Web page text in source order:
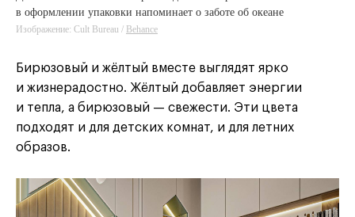
в оформлении упаковки напоминает о заботе об океане
Изображение: Cult Bureau / Behance
Бирюзовый и жёлтый вместе выглядят ярко
и жизнерадостно. Жёлтый добавляет энергии
и тепла, а бирюзовый — свежести. Эти цвета
подходят и для детских комнат, и для летних
образов.